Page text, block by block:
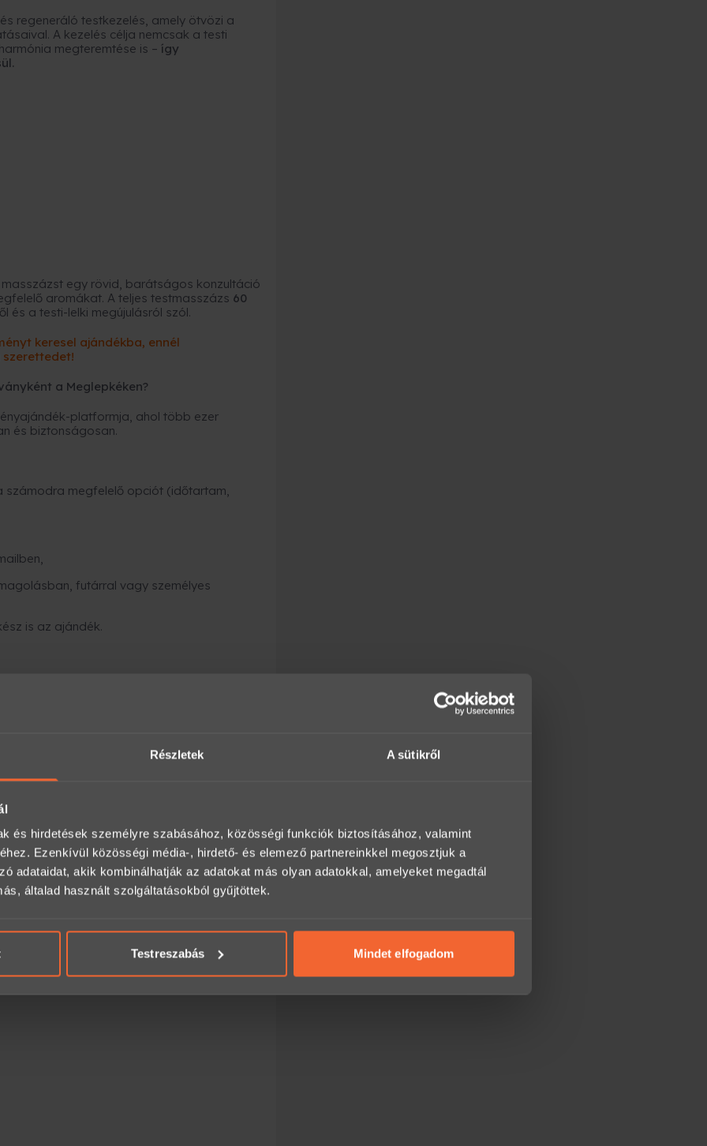
Részletek A sütikről
és hirdetések személyre szabásához, közösségi funkciók biztosításához, valamint
Ezenkívül közösségi média-, hirdető- és elemező partnereinkkel megosztjuk a
adataidat, akik kombinálhatják az adatokat más olyan adatokkal, amelyeket megadtál
általad használt szolgáltatásokból gyűjtöttek.
Testreszabás Mindet elfogadom
regeneráló testkezelés, amely ötvözi a
A kezelés célja nemcsak a testi
megteremtése is – így
egy rövid, barátságos konzultáció
aromákat. A teljes testmasszázs 60
és a testi-lelki megújulásról szól.
keresel ajándékba, ennél
a Meglepkéken?
platformja, ahol több ezer
és biztonságosan.
számodra megfelelő opciót (időtartam,
futárral vagy személyes
is az ajándék.
kiszállítják, vagy átveheted
megoldás:
a megadott e-mail címre, és azonnal
itt:
előre egyeztetve legyen igénybe vehető.